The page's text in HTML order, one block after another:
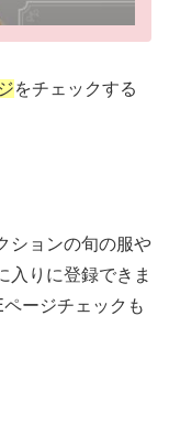
をチェックする
ションの旬の服や
入りに登録できま
ージチェックも